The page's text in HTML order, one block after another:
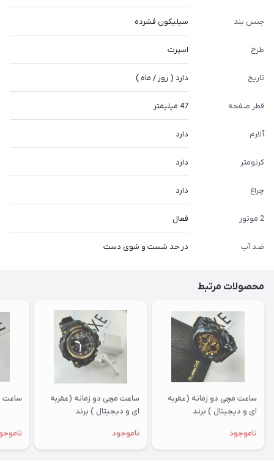
جنس بند سیلیکون فشرده
طرح اسپرت
تاریخ دارد ( روز / ماه )
قطر صفحه 47 میلیمتر
آلارم دارد
کرنومتر دارد
چراغ دارد
2 موتور فعال
ضد آب در حد شست و شوی دست
محصولات مرتبط
ساعت مچی دو زمانه (عقربه
ای و دیجیتال ) برند
ناموجود
ساعت مچی دو زمانه (عقربه
ای و دیجیتال ) برند
ناموجود
ساعت